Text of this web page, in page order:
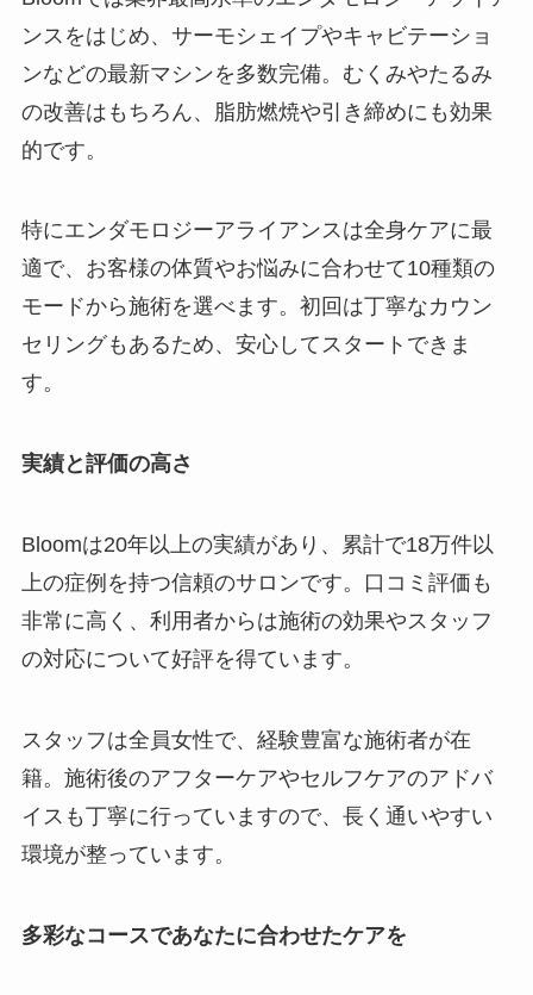
ンスをはじめ、サーモシェイプやキャビテーショ
ンなどの最新マシンを多数完備。むくみやたるみ
の改善はもちろん、脂肪燃焼や引き締めにも効果
的です。
特にエンダモロジーアライアンスは全身ケアに最
適で、お客様の体質やお悩みに合わせて10種類の
モードから施術を選べます。初回は丁寧なカウン
セリングもあるため、安心してスタートできま
す。
実績と評価の高さ
Bloomは20年以上の実績があり、累計で18万件以
上の症例を持つ信頼のサロンです。口コミ評価も
非常に高く、利用者からは施術の効果やスタッフ
の対応について好評を得ています。
スタッフは全員女性で、経験豊富な施術者が在
籍。施術後のアフターケアやセルフケアのアドバ
イスも丁寧に行っていますので、長く通いやすい
環境が整っています。
多彩なコースであなたに合わせたケアを